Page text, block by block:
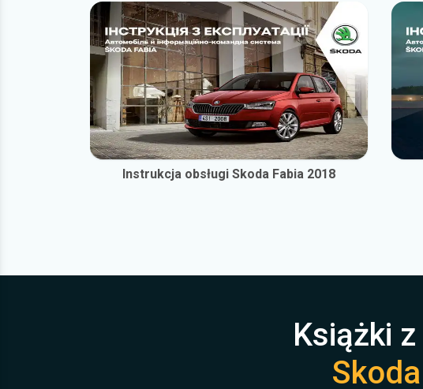
Instrukcja obsługi Skoda Fabia 2018
Książki